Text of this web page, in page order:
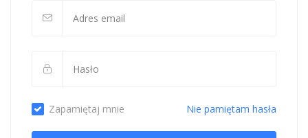
Zapamiętaj mnie Nie pamiętam hasła